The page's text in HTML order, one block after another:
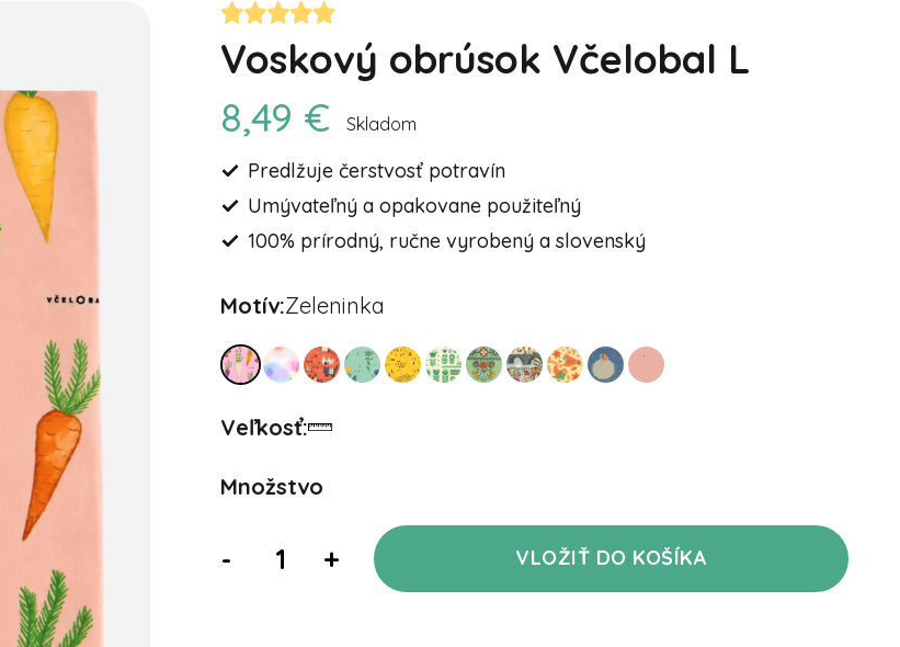
Voskový obrúsok Včelobal L
8,49 €
Skladom
Predlžuje čerstvosť potravín
Umývateľný a opakovane použiteľný
100% prírodný, ručne vyrobený a slovenský
Motív:Zeleninka
Veľkosť:
Množstvo
- + VLOŽIŤ DO KOŠÍKA